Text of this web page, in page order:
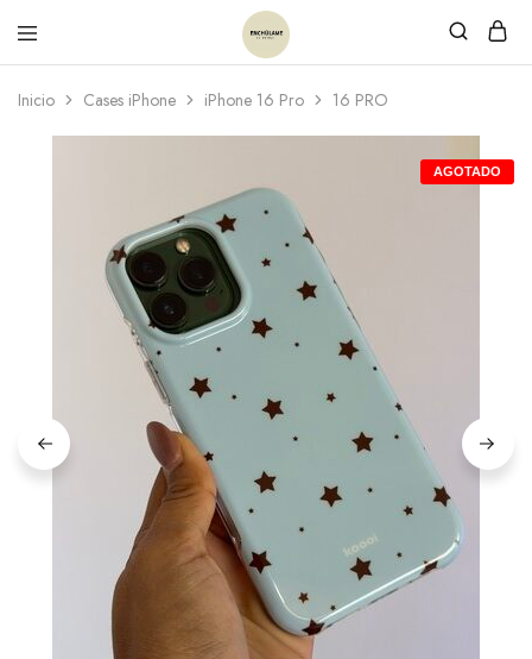
Inicio Cases iPhone iPhone 16 Pro 16 PRO
AGOTADO